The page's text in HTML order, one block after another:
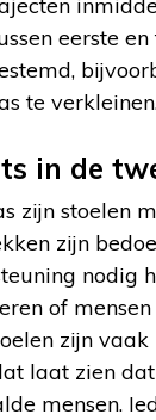
eerste
te
in de
zijn stoelen
zijn
nodig
of
zijn
laat zien
mensen.